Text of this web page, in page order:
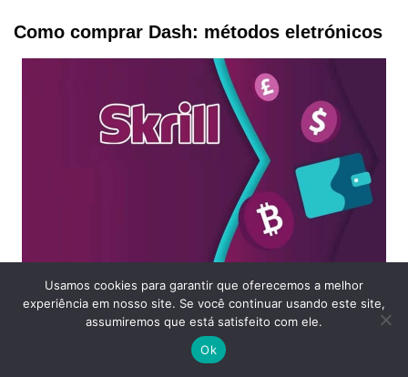
Como comprar Dash: métodos eletrónicos
Se preferir realizar depósitos com Paypal ou Skrill, isso
também é uma possibilidade em diversas plataformas de
negociação de criptoativos.
Bastará associar a sua conta digital às plataformas,
Usamos cookies para garantir que oferecemos a melhor
experiência em nosso site. Se você continuar usando este site,
assumiremos que está satisfeito com ele.
Ok